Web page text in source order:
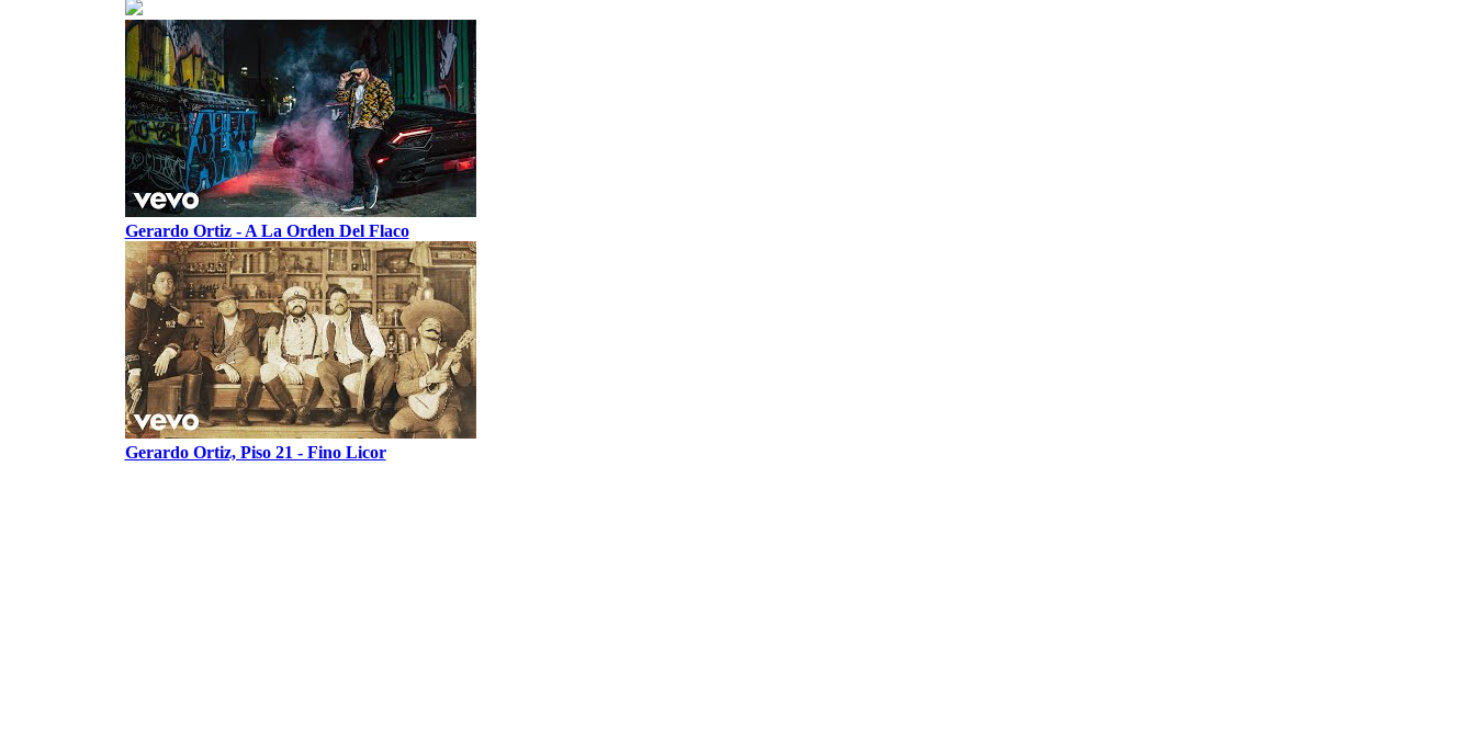
Gerardo Ortiz - A La Orden Del Flaco
Gerardo Ortiz, Piso 21 - Fino Licor